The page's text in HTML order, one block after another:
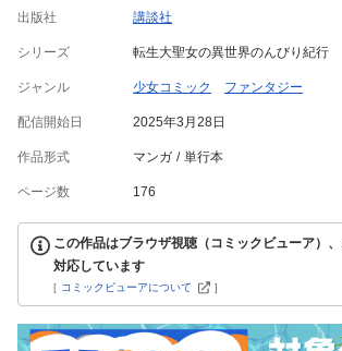
出版社 講談社
シリーズ 転生大聖女の異世界のんびり紀行
ジャンル 少女コミック ファンタジー
配信開始日 2025年3月28日
作品形式 マンガ 単行本
ページ数 176
この作品はブラウザ視聴（コミックビューア）
対応しています
[ コミックビューアについて ]